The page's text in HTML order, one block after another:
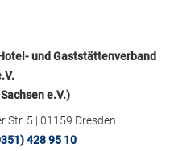
und Gaststättenverband
e.V.)
Str. 5 | 01159 Dresden
428 95 10